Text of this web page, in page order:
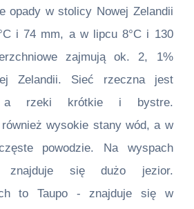
opady w stolicy Nowej Zelandii
i 74 mm, a w lipcu 8°C i 130
zajmują ok. 2, 1%
Zelandii. Sieć rzeczna jest
a rzeki krótkie i bystre.
wysokie stany wód, a w
powodzie. Na wyspach
znajduje się dużo jezior.
to Taupo - znajduje się w